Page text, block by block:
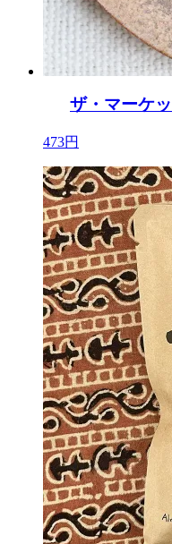
ザ・マーケ
473円